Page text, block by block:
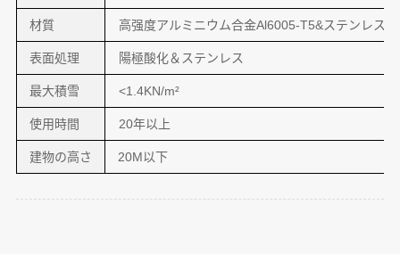
材質 高强度アルミニウム合金Al6005-T5&ステンレス
表面処理 陽極酸化＆ステンレス
最大積雪 <1.4KN/m²
使用時間 20年以上
建物の⾼さ 20M以下